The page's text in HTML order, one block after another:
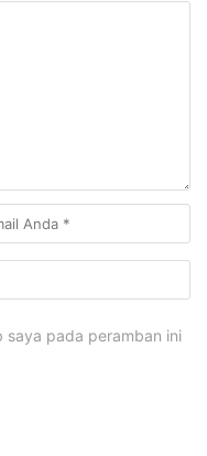
saya pada peramban ini